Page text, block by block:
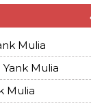
Mulia
Mulia
Mulia